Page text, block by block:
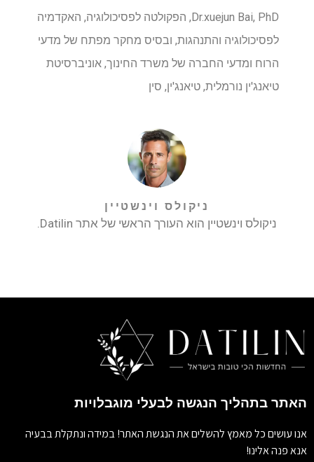
Dr.xuejun Bai, PhD, הפקולטה לפסיכולוגיה, האקדמיה
לפסיכולוגיה והתנהגות, ובסיס מחקר מפתח של מדעי
הרוח ומדעי החברה של משרד החינוך, אוניברסיטת
טיאנג'ין נורמלית, טיאנג'ין, סין
ניקולס וינשטיין
ניקולס וינשטיין הוא העורך הראשי של אתר Datilin.
האתר בתהליך הנגשה לבעלי מוגבלויות
אנו עושים כל מאמץ להשלים את הנגשת האתר! במידה ונתקלת בבעיה
אנא פנה אלינו!